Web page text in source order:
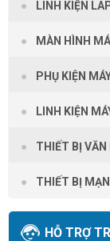
LINH KIỆN
MÀN HÌNH
PHỤ KIỆN
LINH KIỆN
THIẾT BỊ VĂN
THIẾT BỊ
HỖ TRỢ